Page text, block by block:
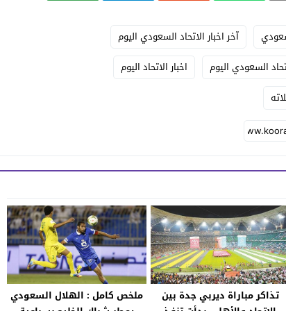
آخر اخبار الاتحاد السعودي اليوم
السعودي اليوم
اخبار الاتحاد اليوم
تذاكر مباراة ديربي جدة بين
ملخص كامل : الهلال السعودي